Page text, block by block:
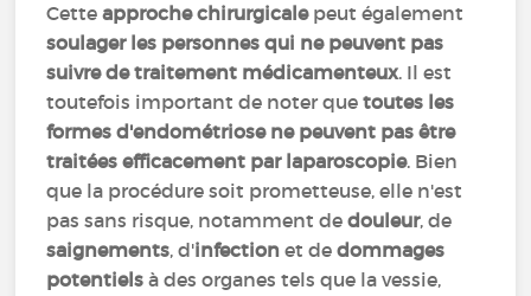
Cetteapproche chirurgicale peut également
soulager les personnes qui ne peuvent pas
suivre de traitement médicamenteux. Il est
toutefois important de noter quetoutes les
formes d'endométriose ne peuvent pas être
traitées efficacement par laparoscopie. Bien
que la procédure soit prometteuse, elle n'est
pas sans risque, notamment dedouleur, de
saignements, d'infection et dedommages
potentiels à des organes tels que la vessie,